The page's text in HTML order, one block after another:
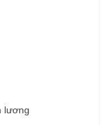
lương